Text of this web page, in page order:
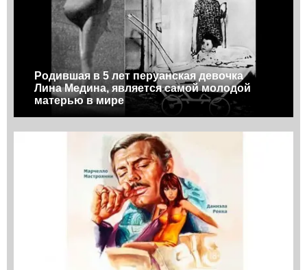
Родившая в 5 лет перуанская девочка
Лина Медина, является самой молодой
матерью в мире